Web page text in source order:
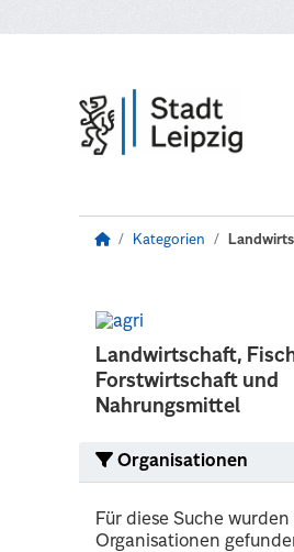
Kategorien
Landwirtschaft,
Forstwirtschaft und
Nahrungsmittel
Organisationen
Für diese Suche
Organisationen